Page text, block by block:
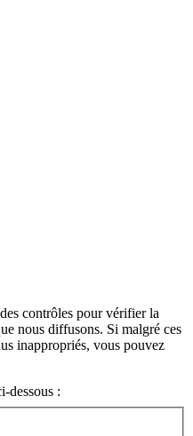
contrôles pour vérifier la
nous diffusons. Si malgré ces
inappropriés, vous pouvez
dessous :